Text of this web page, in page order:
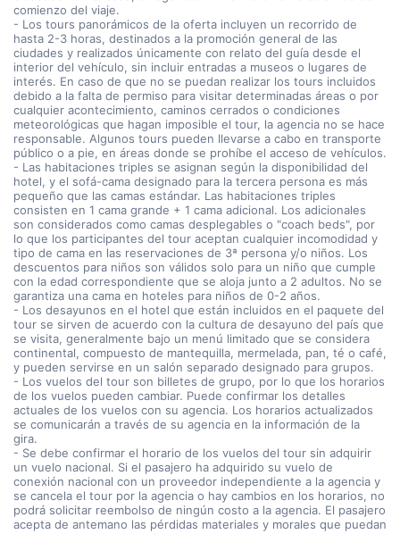
comienzo del viaje.
- Los tours panorámicos de la oferta incluyen un recorrido de
hasta 2-3 horas, destinados a la promoción general de las
ciudades y realizados únicamente con relato del guía desde el
interior del vehículo, sin incluir entradas a museos o lugares de
interés. En caso de que no se puedan realizar los tours incluidos
debido a la falta de permiso para visitar determinadas áreas o por
cualquier acontecimiento, caminos cerrados o condiciones
meteorológicas que hagan imposible el tour, la agencia no se hace
responsable. Algunos tours pueden llevarse a cabo en transporte
público o a pie, en áreas donde se prohíbe el acceso de vehículos.
- Las habitaciones triples se asignan según la disponibilidad del
hotel, y el sofá-cama designado para la tercera persona es más
pequeño que las camas estándar. Las habitaciones triples
consisten en 1 cama grande + 1 cama adicional. Los adicionales
son considerados como camas desplegables o "coach beds", por
lo que los participantes del tour aceptan cualquier incomodidad y
tipo de cama en las reservaciones de 3ª persona y/o niños. Los
descuentos para niños son válidos solo para un niño que cumple
con la edad correspondiente que se aloja junto a 2 adultos. No se
garantiza una cama en hoteles para niños de 0-2 años.
- Los desayunos en el hotel que están incluidos en el paquete del
tour se sirven de acuerdo con la cultura de desayuno del país que
se visita, generalmente bajo un menú limitado que se considera
continental, compuesto de mantequilla, mermelada, pan, té o café,
y pueden servirse en un salón separado designado para grupos.
- Los vuelos del tour son billetes de grupo, por lo que los horarios
de los vuelos pueden cambiar. Puede confirmar los detalles
actuales de los vuelos con su agencia. Los horarios actualizados
se comunicarán a través de su agencia en la información de la
gira.
- Se debe confirmar el horario de los vuelos del tour sin adquirir
un vuelo nacional. Si el pasajero ha adquirido su vuelo de
conexión nacional con un proveedor independiente a la agencia y
se cancela el tour por la agencia o hay cambios en los horarios, no
podrá solicitar reembolso de ningún costo a la agencia. El pasajero
acepta de antemano las pérdidas materiales y morales que puedan